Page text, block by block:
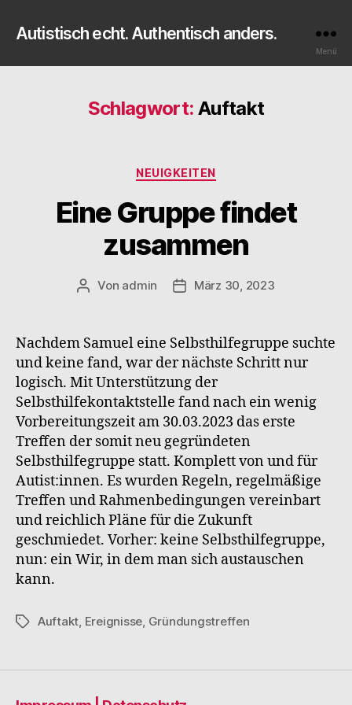
Autistisch echt. Authentisch anders.
Menü
Schlagwort: Auftakt
Kategorien
NEUIGKEITEN
Eine Gruppe findet
zusammen
Beitragsautor
Von admin Veröffentlichungsdatum
März 30, 2023
Nachdem Samuel eine Selbsthilfegruppe suchte
und keine fand, war der nächste Schritt nur
logisch. Mit Unterstützung der
Selbsthilfekontaktstelle fand nach ein wenig
Vorbereitungszeit am 30.03.2023 das erste
Treffen der somit neu gegründeten
Selbsthilfegruppe statt. Komplett von und für
Autist:innen. Es wurden Regeln, regelmäßige
Treffen und Rahmenbedingungen vereinbart
und reichlich Pläne für die Zukunft
geschmiedet. Vorher: keine Selbsthilfegruppe,
nun: ein Wir, in dem man sich austauschen
kann.
Schlagwörter
Auftakt Ereignisse Gründungstreffen